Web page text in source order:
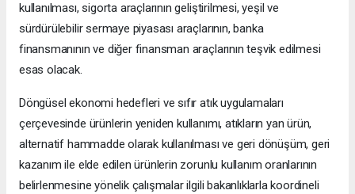
kullanılması, sigorta araçlarının geliştirilmesi, yeşil ve
sürdürülebilir sermaye piyasası araçlarının, banka
finansmanının ve diğer finansman araçlarının teşvik edilmesi
esas olacak.
Döngüsel ekonomi hedefleri ve sıfır atık uygulamaları
çerçevesinde ürünlerin yeniden kullanımı, atıkların yan ürün,
alternatif hammadde olarak kullanılması ve geri dönüşüm, geri
kazanım ile elde edilen ürünlerin zorunlu kullanım oranlarının
belirlenmesine yönelik çalışmalar ilgili bakanlıklarla koordineli